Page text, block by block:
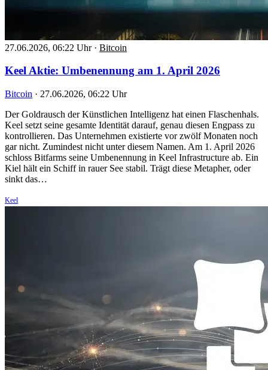
27.06.2026, 06:22 Uhr · Bitcoin
Keel Aktie: Umbenennung am 1. April 2026
Bitcoin · 27.06.2026, 06:22 Uhr
Der Goldrausch der Künstlichen Intelligenz hat einen Flaschenhals.
Keel setzt seine gesamte Identität darauf, genau diesen Engpass zu
kontrollieren. Das Unternehmen existierte vor zwölf Monaten noch
gar nicht. Zumindest nicht unter diesem Namen. Am 1. April 2026
schloss Bitfarms seine Umbenennung in Keel Infrastructure ab. Ein
Kiel hält ein Schiff in rauer See stabil. Trägt diese Metapher, oder
sinkt das…
Keel